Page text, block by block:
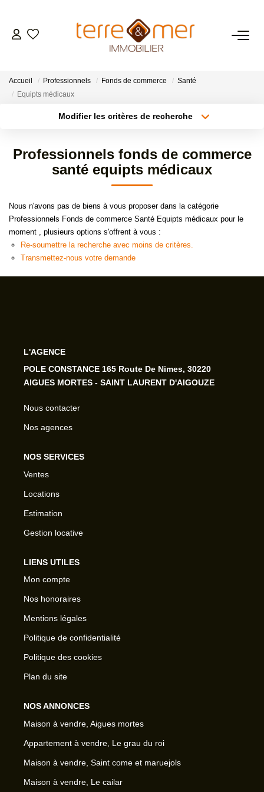
GESTION LOCATIVE
NOS AGENCES
CONTACT
Accueil Professionnels Fonds de commerce
Santé
Equipts médicaux
Modifier les critères de recherche
Sélectionnez...
Type de bien
Surface min
Créer une alerte
Professionnels fonds de commerce
santé equipts médicaux
Nous n'avons pas de biens à vous proposer dans la catégorie
Professionnels Fonds de commerce Santé Equipts médicaux pour le
moment , plusieurs options s'offrent à vous :
Re-soumettre la recherche avec moins de critères.
Transmettez-nous votre demande
L'AGENCE
POLE CONSTANCE 165 Route De Nimes, 30220
AIGUES MORTES - SAINT LAURENT D'AIGOUZE
Nous contacter
Nos agences
NOS SERVICES
Ventes
Locations
Estimation
Gestion locative
LIENS UTILES
Mon compte
Nos honoraires
Mentions légales
Politique de confidentialité
Politique des cookies
Plan du site
NOS ANNONCES
Maison à vendre, Aigues mortes
Appartement à vendre, Le grau du roi
Maison à vendre, Saint come et maruejols
Maison à vendre, Le cailar